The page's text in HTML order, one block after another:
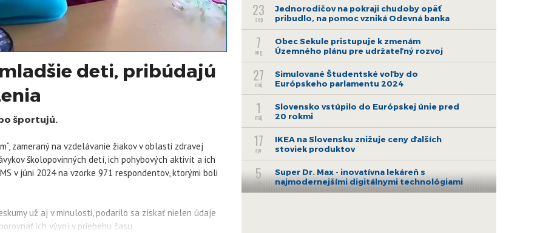
deti, pribúdajú
športujú.
zameraný na vzdelávanie žiakov v oblasti zdravej
školopovinných detí, ich pohybových aktivít a ich
v júni 2024 na vzorke 971 respondentov, ktorými boli
už aj v minulosti, podarilo sa získať nielen údaje
ich vývoj v priebehu času.
23
sep
Jednorodičov na pokraji chudoby opäť
pribudlo, na pomoc vzniká Odevná banka
7
aug
Obec Sekule pristupuje k zmenám
Územného plánu pre udržateľný rozvoj
27
máj
Simulované Študentské voľby do
Európskeho parlamentu 2024
1
máj
Slovensko vstúpilo do Európskej únie pred
20 rokmi
17
apr
IKEA na Slovensku znižuje ceny ďalších
stoviek produktov
5
apr
Super Dr. Max - inovatívna lekáreň s
najmodernejšími digitálnymi technológiami